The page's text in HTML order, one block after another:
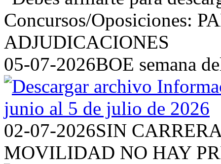
05-07-2026BOE semana
02-07-2026SIN
MOVILIDAD NO HAY